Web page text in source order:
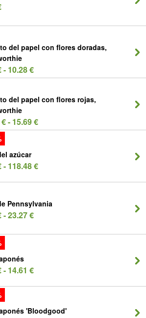
del papel con flores doradas,
- 10.28 €
del papel con flores rojas,
- 15.69 €
azúcar
- 118.48 €
Pennsylvania
- 23.27 €
- 14.61 €
'Bloodgood'